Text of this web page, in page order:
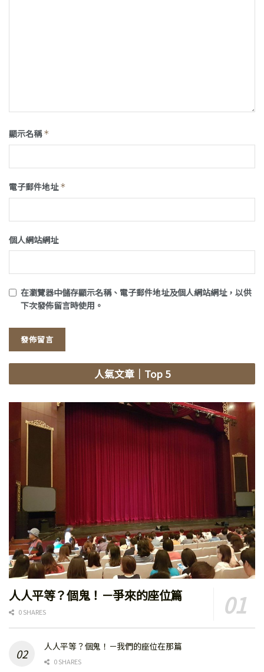
顯示名稱*
電子郵件地址*
個人網站網址
在瀏覽器中儲存顯示名稱、電子郵件地址及個人網站網址，以供
下次發佈留言時使用。
人氣文章｜Top 5
人人平等？個鬼！－爭來的座位篇
0 SHARES
人人平等？個鬼！－我們的座位在那篇
0 SHARES